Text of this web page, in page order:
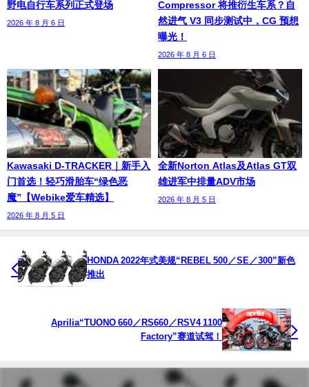
野电自行车系列正式登场
2026 年 8 月 6 日
Compressor 将推衍生车系？自
然进气 V3 同步测试中，CG 预想
曝光！
2026 年 8 月 6 日
Kawasaki D-TRACKER｜新手入
门首选！轻巧滑胎车“绿色恶
魔”【Webike爱车精选】
2026 年 8 月 5 日
全新Norton Atlas及Atlas GT双
雄进军中排量ADV市场
2026 年 8 月 5 日
HONDA 2022年式美规“REBEL 500／SE／300”新色
推出
Aprilia“TUONO 660／RS660／RSV4 1100
Factory”赛道试驾！